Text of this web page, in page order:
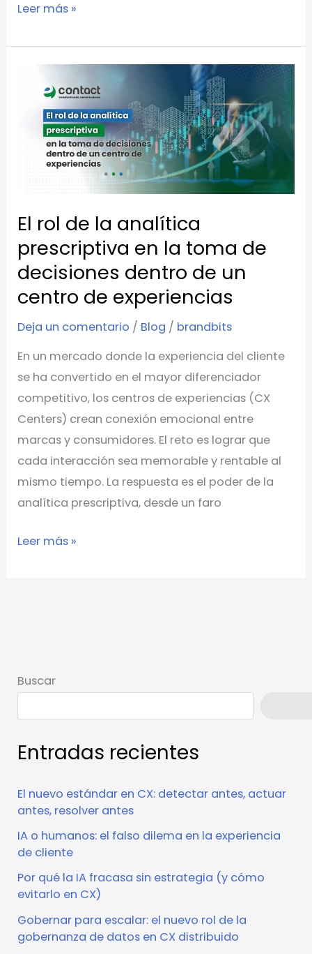
Leer más »
El rol de la analítica
prescriptiva en la toma de
decisiones dentro de un
centro de experiencias
Deja un comentario / Blog / brandbits
En un mercado donde la experiencia del cliente
se ha convertido en el mayor diferenciador
competitivo, los centros de experiencias (CX
Centers) crean conexión emocional entre
marcas y consumidores. El reto es lograr que
cada interacción sea memorable y rentable al
mismo tiempo. La respuesta es el poder de la
analítica prescriptiva, desde un faro
analítica
la
toma
de
decisiones
dentro
de
experiencias
Leer más »
Buscar
Entradas recientes
El nuevo estándar en CX: detectar antes, actuar
antes, resolver antes
IA o humanos: el falso dilema en la experiencia
de cliente
Por qué la IA fracasa sin estrategia (y cómo
evitarlo en CX)
Gobernar para escalar: el nuevo rol de la
gobernanza de datos en CX distribuido